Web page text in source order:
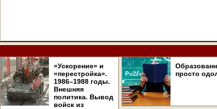
«Ускорение» и
«перестройка».
1986–1988 годы.
Внешняя
политика. Вывод
войск из
просто